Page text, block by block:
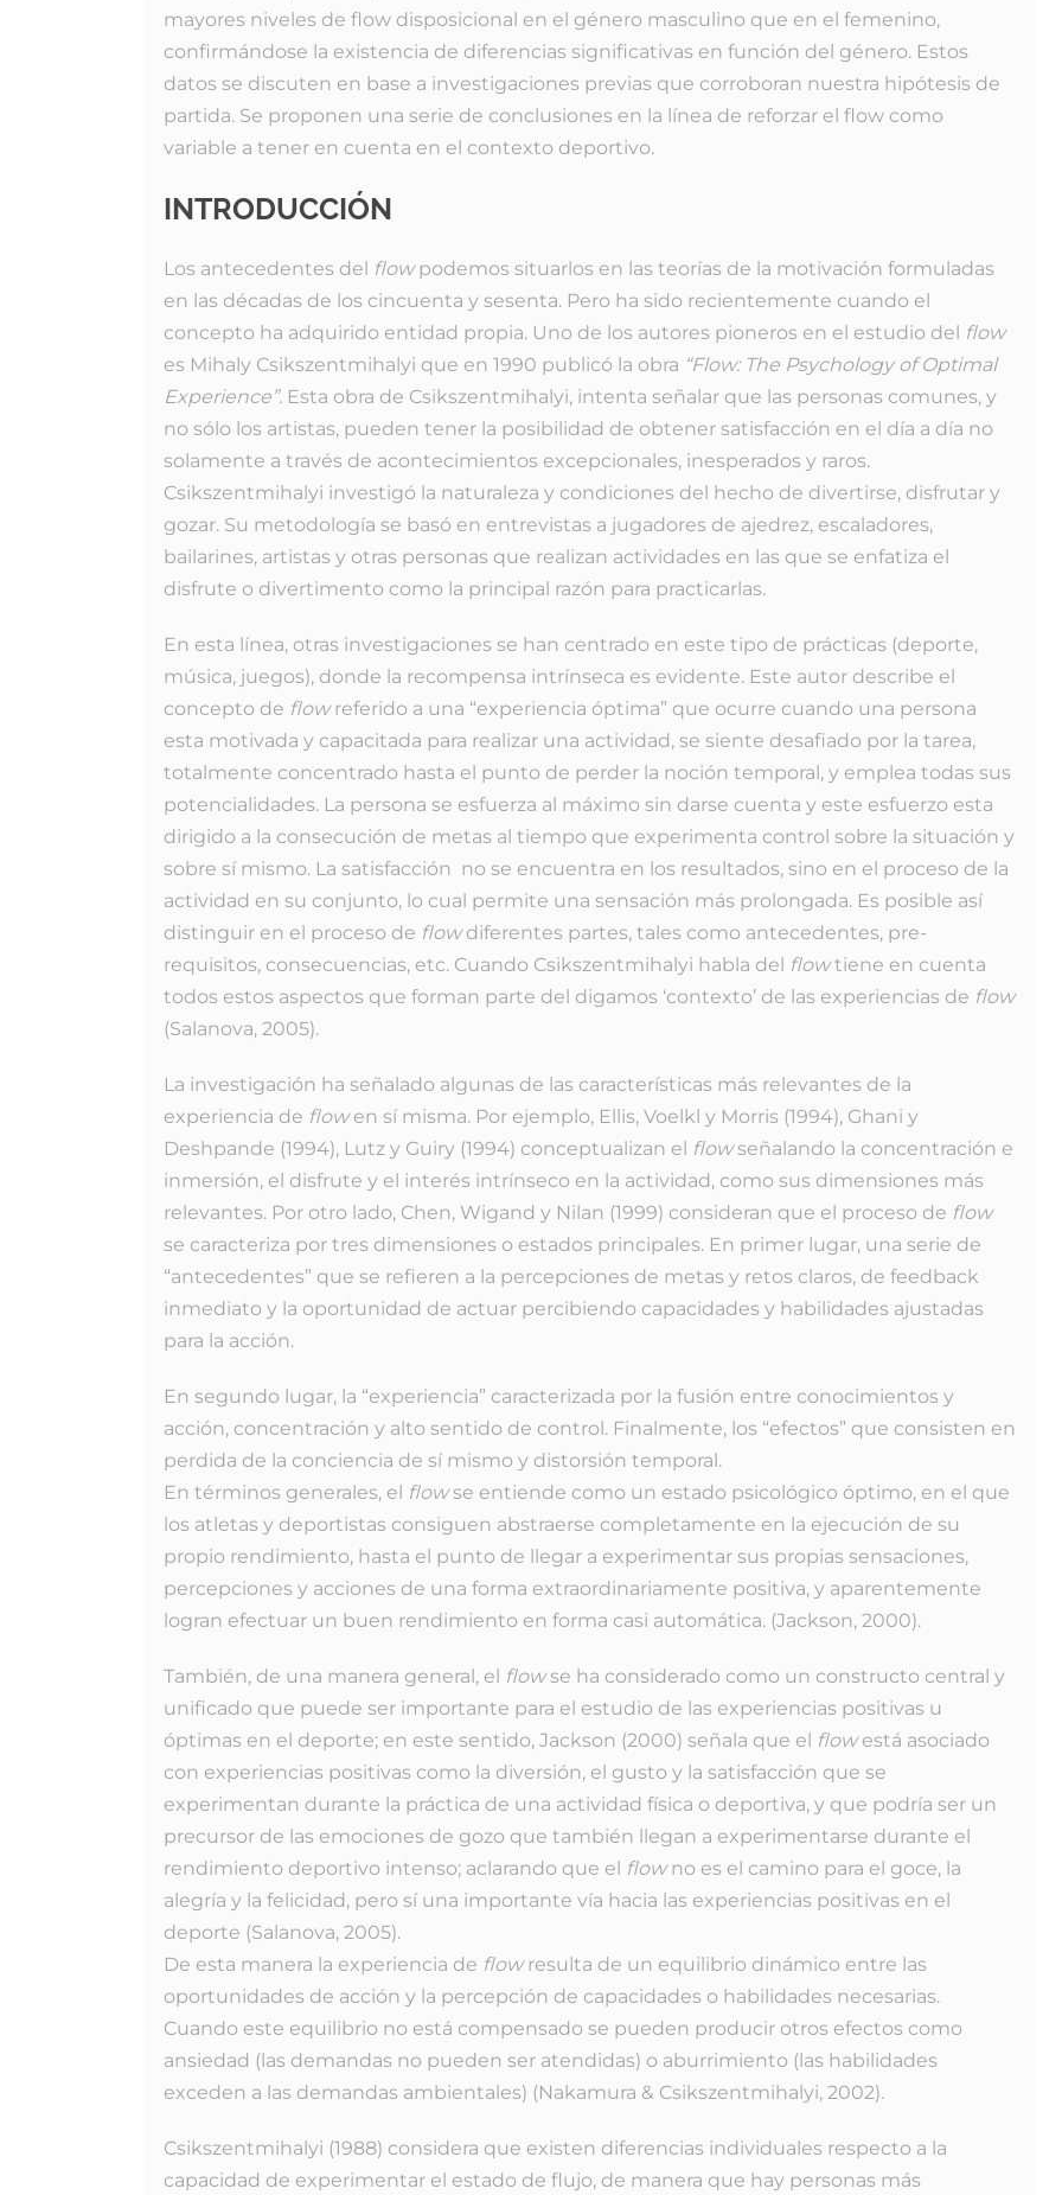
mayores niveles de flow disposicional en el género masculino que en el femenino,
confirmándose la existencia de diferencias significativas en función del género. Estos
datos se discuten en base a investigaciones previas que corroboran nuestra hipótesis de
partida. Se proponen una serie de conclusiones en la línea de reforzar el flow como
variable a tener en cuenta en el contexto deportivo.
INTRODUCCIÓN
Los antecedentes del flowpodemos situarlos en las teorías de la motivación formuladas
en las décadas de los cincuenta y sesenta. Pero ha sido recientemente cuando el
concepto ha adquirido entidad propia. Uno de los autores pioneros en el estudio del flow
es Mihaly Csikszentmihalyi que en 1990 publicó la obra “Flow: The Psychology of Optimal
Experience”. Esta obra de Csikszentmihalyi, intenta señalar que las personas comunes, y
no sólo los artistas, pueden tener la posibilidad de obtener satisfacción en el día a día no
solamente a través de acontecimientos excepcionales, inesperados y raros.
Csikszentmihalyi investigó la naturaleza y condiciones del hecho de divertirse, disfrutar y
gozar. Su metodología se basó en entrevistas a jugadores de ajedrez, escaladores,
bailarines, artistas y otras personas que realizan actividades en las que se enfatiza el
disfrute o divertimento como la principal razón para practicarlas.
En esta línea, otras investigaciones se han centrado en este tipo de prácticas (deporte,
música, juegos), donde la recompensa intrínseca es evidente. Este autor describe el
concepto de flowreferido a una “experiencia óptima” que ocurre cuando una persona
esta motivada y capacitada para realizar una actividad, se siente desafiado por la tarea,
totalmente concentrado hasta el punto de perder la noción temporal, y emplea todas sus
potencialidades. La persona se esfuerza al máximo sin darse cuenta y este esfuerzo esta
dirigido a la consecución de metas al tiempo que experimenta control sobre la situación y
sobre sí mismo. La satisfacción no se encuentra en los resultados, sino en el proceso de la
actividad en su conjunto, lo cual permite una sensación más prolongada. Es posible así
distinguir en el proceso de flowdiferentes partes, tales como antecedentes, pre-
requisitos, consecuencias, etc. Cuando Csikszentmihalyi habla del flowtiene en cuenta
todos estos aspectos que forman parte del digamos ‘contexto’ de las experiencias de flow
(Salanova, 2005).
La investigación ha señalado algunas de las características más relevantes de la
experiencia de flowen sí misma. Por ejemplo, Ellis, Voelkl y Morris (1994), Ghani y
Deshpande (1994), Lutz y Guiry (1994) conceptualizan el flowseñalando la concentración e
inmersión, el disfrute y el interés intrínseco en la actividad, como sus dimensiones más
relevantes. Por otro lado, Chen, Wigand y Nilan (1999) consideran que el proceso de flow
se caracteriza por tres dimensiones o estados principales. En primer lugar, una serie de
“antecedentes” que se refieren a la percepciones de metas y retos claros, de feedback
inmediato y la oportunidad de actuar percibiendo capacidades y habilidades ajustadas
para la acción.
En segundo lugar, la “experiencia” caracterizada por la fusión entre conocimientos y
acción, concentración y alto sentido de control. Finalmente, los “efectos” que consisten en
perdida de la conciencia de sí mismo y distorsión temporal.
En términos generales, el flowse entiende como un estado psicológico óptimo, en el que
los atletas y deportistas consiguen abstraerse completamente en la ejecución de su
propio rendimiento, hasta el punto de llegar a experimentar sus propias sensaciones,
percepciones y acciones de una forma extraordinariamente positiva, y aparentemente
logran efectuar un buen rendimiento en forma casi automática. (Jackson, 2000).
También, de una manera general, el flowse ha considerado como un constructo central y
unificado que puede ser importante para el estudio de las experiencias positivas u
óptimas en el deporte; en este sentido, Jackson (2000) señala que el flowestá asociado
con experiencias positivas como la diversión, el gusto y la satisfacción que se
experimentan durante la práctica de una actividad física o deportiva, y que podría ser un
precursor de las emociones de gozo que también llegan a experimentarse durante el
rendimiento deportivo intenso; aclarando que el flowno es el camino para el goce, la
alegría y la felicidad, pero sí una importante vía hacia las experiencias positivas en el
deporte (Salanova, 2005).
De esta manera la experiencia de flowresulta de un equilibrio dinámico entre las
oportunidades de acción y la percepción de capacidades o habilidades necesarias.
Cuando este equilibrio no está compensado se pueden producir otros efectos como
ansiedad (las demandas no pueden ser atendidas) o aburrimiento (las habilidades
exceden a las demandas ambientales) (Nakamura & Csikszentmihalyi, 2002).
Csikszentmihalyi (1988) considera que existen diferencias individuales respecto a la
capacidad de experimentar el estado de flujo, de manera que hay personas más